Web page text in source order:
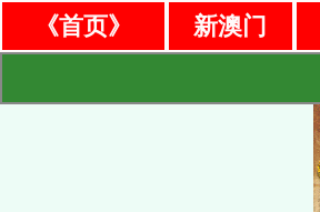
《首页》 新澳门